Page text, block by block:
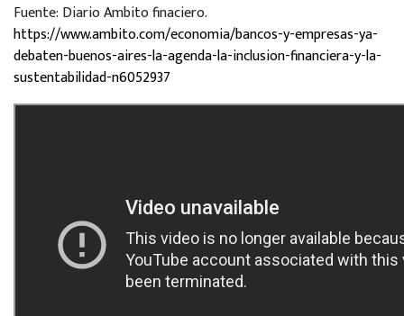
Fuente: Diario Ambito finaciero.
https://www.ambito.com/economia/bancos-y-empresas-ya-
debaten-buenos-aires-la-agenda-la-inclusion-financiera-y-la-
sustentabilidad-n6052937